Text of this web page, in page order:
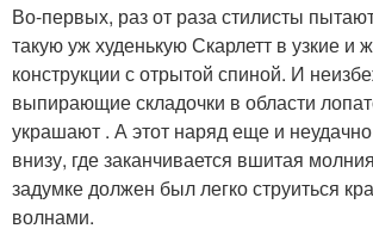
Во-первых, раз от раза стилисты
такую уж худенькую Скарлетт в узкие и
конструкции с отрытой спиной. И
выпирающие складочки в области
украшают . А этот наряд еще и
внизу, где заканчивается вшитая
задумке должен был легко струиться
волнами.